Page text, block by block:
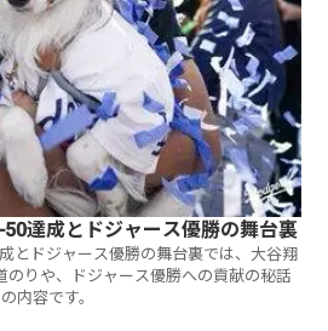
達成とドジャース優勝の舞台裏
とドジャース優勝の舞台裏では、大谷翔
のりや、ドジャース優勝への貢献の秘話
内容です。